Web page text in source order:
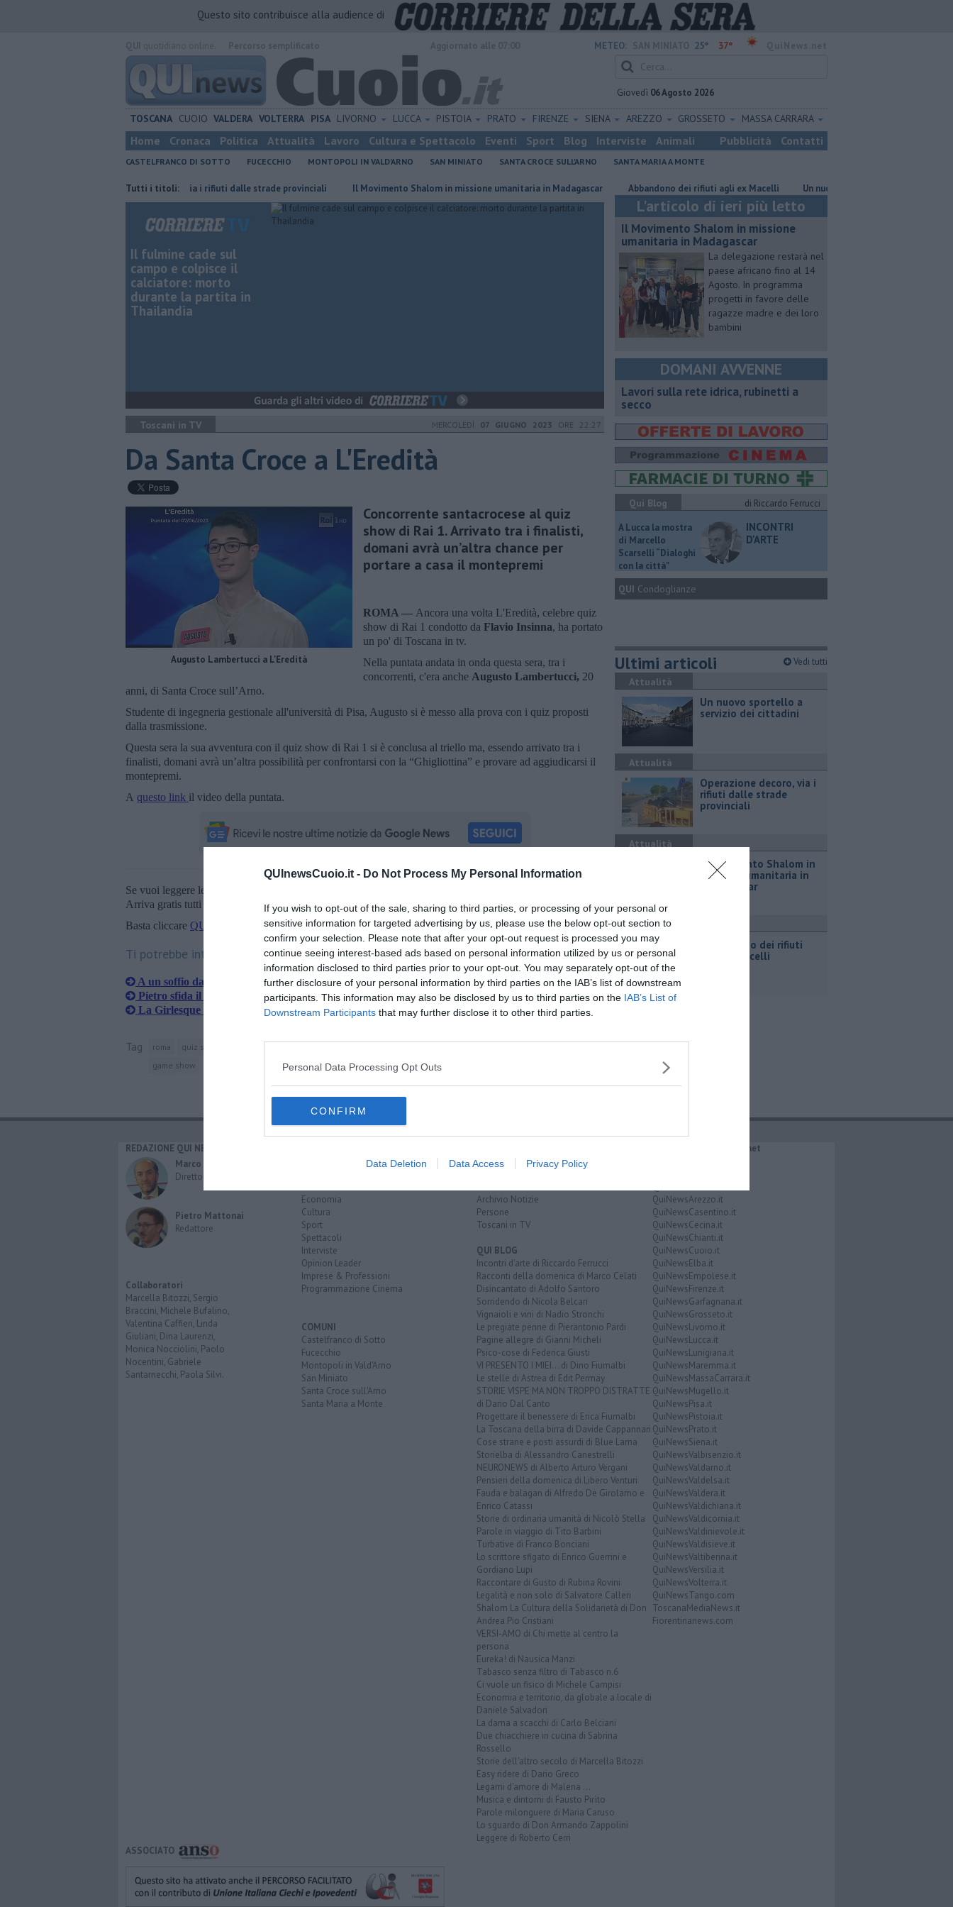
QUInewsCuoio.it - Do Not Process My Personal Information
If you wish to opt-out of the sale, sharing to third parties, or processing of your personal or
sensitive information for targeted advertising by us, please use the below opt-out section to
confirm your selection. Please note that after your opt-out request is processed you may
continue seeing interest-based ads based on personal information utilized by us or personal
information disclosed to third parties prior to your opt-out. You may separately opt-out of the
further disclosure of your personal information by third parties on the IAB’s list of downstream
participants. This information may also be disclosed by us to third parties on the IAB’s List of
Downstream Participants that may further disclose it to other third parties.
Personal Data Processing Opt Outs
CONFIRM
Data Deletion Data Access Privacy Policy
Questo sito contribuisce alla audience di
METEO: 25° 37°
Giovedì 06 Agosto 2026
TOSCANA CUOIO VALDERA VOLTERRA PISA LIVORNO LUCCA PISTOIA PRATO FIRENZE SIENA AREZZO GROSSETO MASSA CARRARA
Home Cronaca Politica Attualità Lavoro Cultura e Spettacolo Eventi Sport Blog Interviste Animali Pubblicità Contatti
CASTELFRANCO DI SOTTO FUCECCHIO MONTOPOLI IN VALD'ARNO SAN MINIATO SANTA CROCE SULL'ARNO SANTA MARIA A MONTE
Tutti i titoli:
Operazione decoro, via i rifiuti dalle strade provinciali Il Movimento Shalom in missione umanitaria in Madagascar Abbandono dei rifiuti agli ex Macelli Un nuovo sportello a servizio dei cittadini
Il fulmine cade sul
campo e colpisce il
calciatore: morto
durante la partita in
Thailandia
Toscani in TV MERCOLEDÌ 07 GIUGNO 2023 ORE 22:27
Da Santa Croce a L'Eredità
Augusto Lambertucci a L'Eredità
Concorrente santacrocese al quiz
show di Rai 1. Arrivato tra i finalisti,
domani avrà un’altra chance per
portare a casa il montepremi
ROMA — Ancora una volta L'Eredità, celebre quiz
show di Rai 1 condotto da Flavio Insinna, ha portato
un po' di Toscana in tv.
Nella puntata andata in onda questa sera, tra i
concorrenti, c'era anche Augusto Lambertucci, 20
anni, di Santa Croce sull’Arno.
Studente di ingegneria gestionale all'università di Pisa, Augusto si è messo alla prova con i quiz proposti
dalla trasmissione.
Questa sera la sua avventura con il quiz show di Rai 1 si è conclusa al triello ma, essendo arrivato tra i
finalisti, domani avrà un’altra possibilità per confrontarsi con la “Ghigliottina” e provare ad aggiudicarsi il
montepremi.
A questo link il video della puntata.
Se vuoi leggere le notizie principali della Toscana iscriviti alla
Arriva gratis tutti i giorni alle 20:00 direttamente nella tua casella di posta.
Basta cliccare QUI
Ti potrebbe interessare anche:
A un soffio dalla vittoria
Pietro sfida il campione
La Girlesque street band allo show di Nek
Tag roma quiz show
game show
L'articolo di ieri più letto
Il Movimento Shalom in missione
umanitaria in Madagascar
La delegazione restarà nel
paese africano fino al 14
Agosto. In programma
progetti in favore delle
ragazze madre e dei loro
bambini
DOMANI AVVENNE
Lavori sulla rete idrica, rubinetti a
secco
Qui Blog
di Riccardo Ferrucci
A Lucca la mostra
di Marcello
Scarselli “Dialoghi
con la città"
INCONTRI
D'ARTE
QUI Condoglianze
Ultimi articoli Vedi tutti
Attualità
Un nuovo sportello a
servizio dei cittadini
Attualità
Operazione decoro, via i
rifiuti dalle strade
provinciali
Attualità
Il Movimento Shalom in
missione umanitaria in
Madagascar
Attualità
Abbandono dei rifiuti
agli ex Macelli
REDAZIONE QUI NEWS
Marco Migli
Direttore Responsabile
Pietro Mattonai
Redattore
Collaboratori
Marcella Bitozzi, Sergio
Braccini, Michele Bufalino,
Valentina Caffieri, Linda
Giuliani, Dina Laurenzi,
Monica Nocciolini, Paolo
Nocentini, Gabriele
Santarnecchi, Paola Silvi.
Economia
Cultura
Sport
Spettacoli
Interviste
Opinion Leader
Imprese & Professioni
Programmazione Cinema
COMUNI
Castelfranco di Sotto
Fucecchio
Montopoli in Vald'Arno
San Miniato
Santa Croce sull'Arno
Santa Maria a Monte
Le notizie di oggi
Archivio Notizie
Persone
Toscani in TV
QUI BLOG
Incontri d'arte di Riccardo Ferrucci
Racconti della domenica di Marco Celati
Disincantato di Adolfo Santoro
Sorridendo di Nicola Belcari
Vignaioli e vini di Nadio Stronchi
Le pregiate penne di Pierantonio Pardi
Pagine allegre di Gianni Micheli
Psico-cose di Federica Giusti
VI PRESENTO I MIEI... di Dino Fiumalbi
Le stelle di Astrea di Edit Permay
STORIE VISPE MA NON TROPPO DISTRATTE
di Dario Dal Canto
Progettare il benessere di Erica Fiumalbi
La Toscana della birra di Davide Cappannari
Cose strane e posti assurdi di Blue Lama
Storielba di Alessandro Canestrelli
NEURONEWS di Alberto Arturo Vergani
Pensieri della domenica di Libero Venturi
Fauda e balagan di Alfredo De Girolamo e
Enrico Catassi
Storie di ordinaria umanità di Nicolò Stella
Parole in viaggio di Tito Barbini
Turbative di Franco Bonciani
Lo scrittore sfigato di Enrico Guerrini e
Gordiano Lupi
Raccontare di Gusto di Rubina Rovini
Legalità e non solo di Salvatore Calleri
Shalom La Cultura della Solidarietà di Don
Andrea Pio Cristiani
VERSI-AMO di Chi mette al centro la
persona
Eureka! di Nausica Manzi
Tabasco senza filtro di Tabasco n.6
Ci vuole un fisico di Michele Campisi
Economia e territorio, da globale a locale di
Daniele Salvadori
La dama a scacchi di Carlo Belciani
Due chiacchiere in cucina di Sabrina
Rossello
Storie dell'altro secolo di Marcella Bitozzi
Easy ridere di Dario Greco
Legami d'amore di Malena ...
Musica e dintorni di Fausto Pirìto
Parole milonguere di Maria Caruso
Lo sguardo di Don Armando Zappolini
Leggere di Roberto Cerri
IL NETWORK QuiNews.net
QuiNewsArezzo.it
QuiNewsCasentino.it
QuiNewsCecina.it
QuiNewsChianti.it
QuiNewsCuoio.it
QuiNewsElba.it
QuiNewsEmpolese.it
QuiNewsFirenze.it
QuiNewsGarfagnana.it
QuiNewsGrosseto.it
QuiNewsLivorno.it
QuiNewsLucca.it
QuiNewsLunigiana.it
QuiNewsMaremma.it
QuiNewsMassaCarrara.it
QuiNewsMugello.it
QuiNewsPisa.it
QuiNewsPistoia.it
QuiNewsPrato.it
QuiNewsSiena.it
QuiNewsValbisenzio.it
QuiNewsValdarno.it
QuiNewsValdelsa.it
QuiNewsValdera.it
QuiNewsValdichiana.it
QuiNewsValdicornia.it
QuiNewsValdinievole.it
QuiNewsValdisieve.it
QuiNewsValtiberina.it
QuiNewsVersilia.it
QuiNewsVolterra.it
QuiNewsTango.com
ToscanaMediaNews.it
Fiorentinanews.com
ASSOCIATO